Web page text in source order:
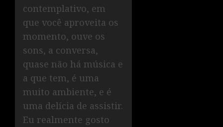
contemplativo, em
que você aproveita os
momento, ouve os
sons, a conversa,
quase não há música e
a que tem, é uma
muito ambiente, e é
uma delícia de assistir.
Eu realmente gosto